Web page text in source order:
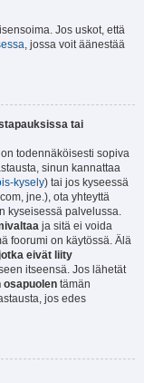
Jos uskot, että
, jossa voit äänestää
tai
todennäköisesti sopiva
sinun kannattaa
kysely) tai jos kyseessä
jne.), ota yhteyttä
kyseisessä palvelussa.
ja sitä ei voida
foorumi on käytössä. Älä
eivät liity
itseensä. Jos lähetät
osapuolen tämän
jos edes